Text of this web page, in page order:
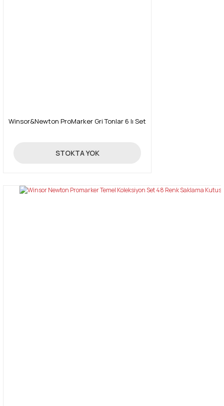
Winsor&Newton ProMarker Gri Tonlar 6 lı Set
129,00 TL
STOKTA YOK